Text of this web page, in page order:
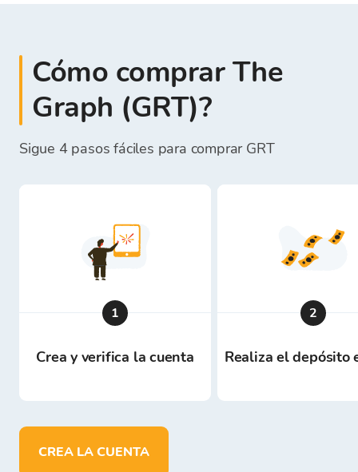
Cómo comprar The
Graph (GRT)?
Sigue 4 pasos fáciles para comprar GRT
1
Crea y verifica la cuenta
2
Realiza el depósito
CREA LA CUENTA